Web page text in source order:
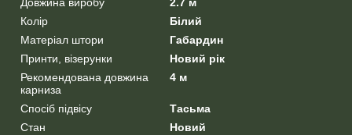
Довжина виробу
2.7 м
Колір
Білий
Матеріал штори
Габардин
Принти, візерунки
Новий рік
Рекомендована довжина
карниза
4 м
Спосіб підвісу
Тасьма
Стан
Новий